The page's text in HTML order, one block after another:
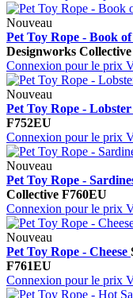
Nouveau
Pet Toy Rope - Book
Designworks Collective
Connexion pour le prix
Nouveau
Pet Toy Rope - Lobster
F752EU
Connexion pour le prix
Nouveau
Pet Toy Rope -
Collective F760EU
Connexion pour le prix
Nouveau
Pet Toy Rope - Cheese
F761EU
Connexion pour le prix